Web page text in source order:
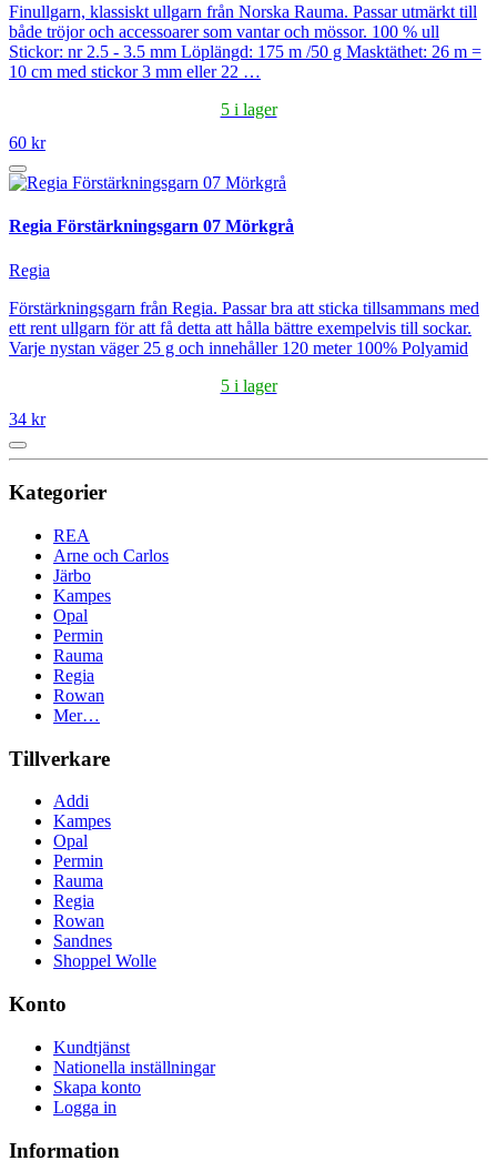
Finullgarn, klassiskt ullgarn från Norska Rauma. Passar utmärkt till
både tröjor och accessoarer som vantar och mössor. 100 % ull
Stickor: nr 2.5 - 3.5 mm Löplängd: 175 m /50 g Masktäthet: 26 m =
10 cm med stickor 3 mm eller 22 …
5 i lager
60 kr
Regia Förstärkningsgarn 07 Mörkgrå
Regia
Förstärkningsgarn från Regia. Passar bra att sticka tillsammans med
ett rent ullgarn för att få detta att hålla bättre exempelvis till sockar.
Varje nystan väger 25 g och innehåller 120 meter 100% Polyamid
5 i lager
34 kr
Kategorier
REA
Arne och Carlos
Järbo
Kampes
Opal
Permin
Rauma
Regia
Rowan
Mer…
Tillverkare
Addi
Kampes
Opal
Permin
Rauma
Regia
Rowan
Sandnes
Shoppel Wolle
Konto
Kundtjänst
Nationella inställningar
Skapa konto
Logga in
Information